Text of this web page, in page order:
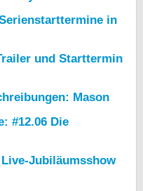
in
und Starttermin
Mason
#12.06 Die
Jubiläumsshow